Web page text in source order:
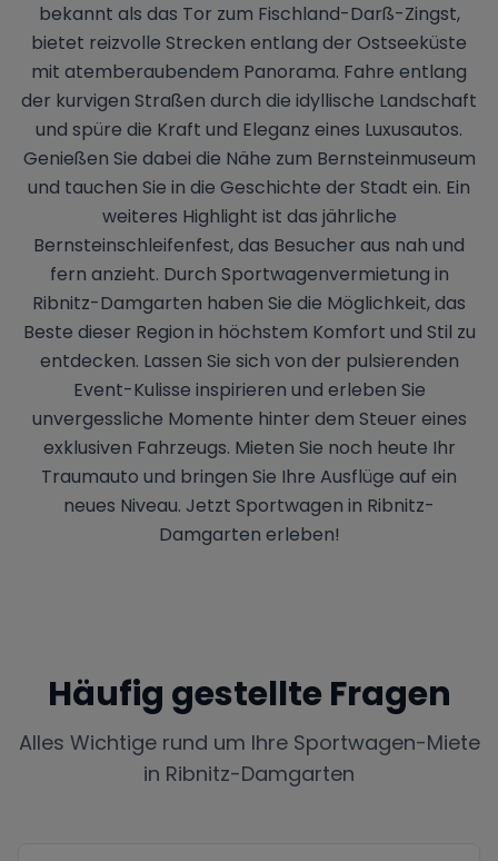
bekannt als das Tor zum Fischland-Darß-Zingst,
bietet reizvolle Strecken entlang der Ostseeküste
mit atemberaubendem Panorama. Fahre entlang
der kurvigen Straßen durch die idyllische Landschaft
und spüre die Kraft und Eleganz eines Luxusautos.
Genießen Sie dabei die Nähe zum Bernsteinmuseum
und tauchen Sie in die Geschichte der Stadt ein. Ein
weiteres Highlight ist das jährliche
Bernsteinschleifenfest, das Besucher aus nah und
fern anzieht. Durch Sportwagenvermietung in
Ribnitz-Damgarten haben Sie die Möglichkeit, das
Beste dieser Region in höchstem Komfort und Stil zu
entdecken. Lassen Sie sich von der pulsierenden
Event-Kulisse inspirieren und erleben Sie
unvergessliche Momente hinter dem Steuer eines
exklusiven Fahrzeugs. Mieten Sie noch heute Ihr
Traumauto und bringen Sie Ihre Ausflüge auf ein
neues Niveau. Jetzt Sportwagen in Ribnitz-
Damgarten erleben!
Häufig gestellte Fragen
Alles Wichtige rund um Ihre Sportwagen-Miete
in Ribnitz-Damgarten